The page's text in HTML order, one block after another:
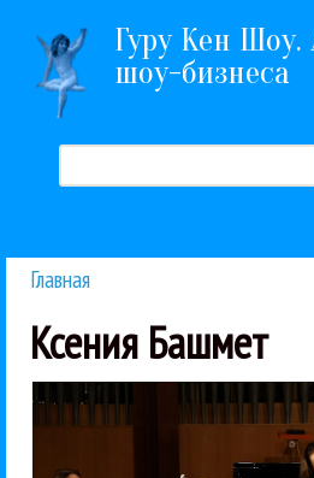
Перейти к основному
Гуру Кен
шоу-бизнеса
Форма поиска
Главная
Ксения Башмет
из ЮАР танцевал
На Зимнем фестивале
Башмет